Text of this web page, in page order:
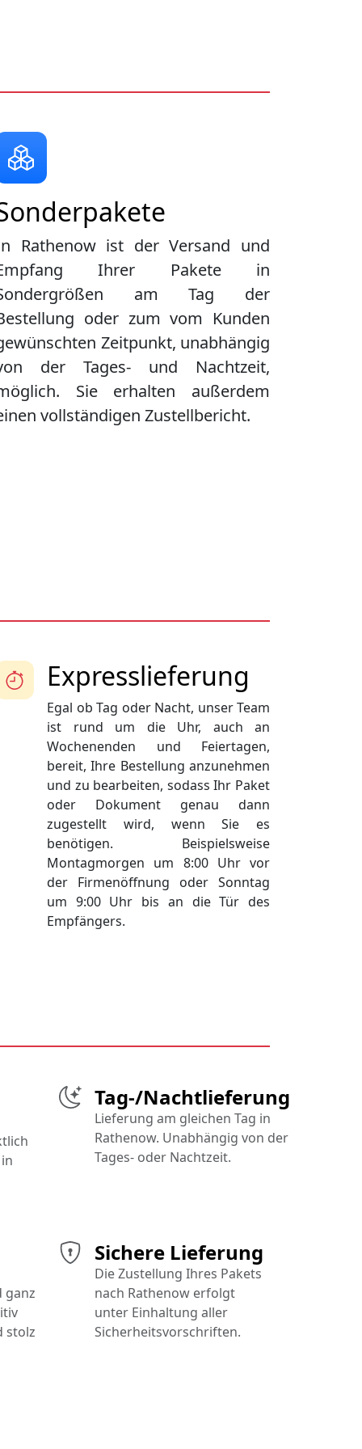
Rathenow ist der Versand und
Ihrer Pakete in
am Tag der
oder zum vom Kunden
Zeitpunkt, unabhängig
der Tages- und Nachtzeit,
Sie erhalten außerdem
vollständigen Zustellbericht.
Expresslieferung
Egal ob Tag oder Nacht, unser Team
ist rund um die Uhr, auch an
Wochenenden und Feiertagen,
bereit, Ihre Bestellung anzunehmen
und zu bearbeiten, sodass Ihr Paket
oder Dokument genau dann
zugestellt wird, wenn Sie es
benötigen. Beispielsweise
Montagmorgen um 8:00 Uhr vor
der Firmenöffnung oder Sonntag
um 9:00 Uhr bis an die Tür des
Empfängers.
Sichere Lieferung
Die Zustellung Ihres Pakets
nach Rathenow erfolgt
unter Einhaltung aller
Sicherheitsvorschriften.
Tag-/Nachtlieferung
Lieferung am gleichen Tag in
Rathenow. Unabhängig von der
Tages- oder Nachtzeit.
ganz
stolz